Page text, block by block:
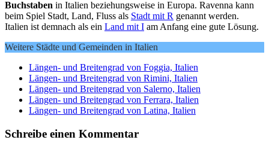
Buchstaben in Italien beziehungsweise in Europa. Ravenna kann
beim Spiel Stadt, Land, Fluss als Stadt mit R genannt werden.
Italien ist demnach als ein Land mit I am Anfang eine gute Lösung.
Weitere Städte und Gemeinden in Italien
Längen- und Breitengrad von Foggia, Italien
Längen- und Breitengrad von Rimini, Italien
Längen- und Breitengrad von Salerno, Italien
Längen- und Breitengrad von Ferrara, Italien
Längen- und Breitengrad von Latina, Italien
Schreibe einen Kommentar